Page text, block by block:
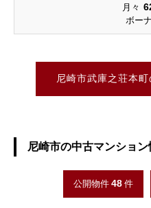
月々
ボー
尼崎市武庫之荘本
尼崎市の中古マンション
公開物件 48 件